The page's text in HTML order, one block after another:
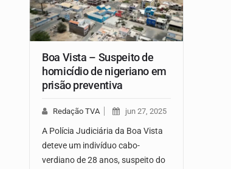
Boa Vista – Suspeito de
homicídio de nigeriano em
prisão preventiva
Redação TVA jun 27, 2025
A Polícia Judiciária da Boa Vista
deteve um indivíduo cabo-
verdiano de 28 anos, suspeito do